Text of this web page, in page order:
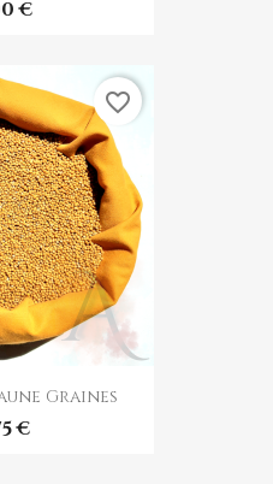
€
Graines
€
favorite_border